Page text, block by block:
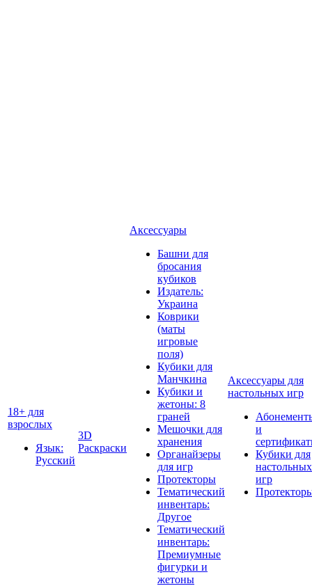
18+ для
взрослых
Язык:
Русский
3D
Раскраски
Аксессуары
Башни для
бросания
кубиков
Издатель:
Украина
Коврики
(маты
игровые
поля)
Кубики для
Манчкина
Кубики и
жетоны: 8
граней
Мешочки для
хранения
Органайзеры
для игр
Протекторы
Тематический
инвентарь:
Другое
Тематический
инвентарь:
Премиумные
фигурки и
жетоны
Аксессуары для
настольных игр
и
Кубики для
настольных
игр